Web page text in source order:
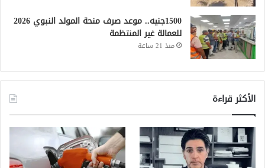
1500جنيه.. موعد صرف منحة المولد النبوي 2026
للعمالة غير المنتظمة
منذ 21 ساعة
الأكثر قراءة